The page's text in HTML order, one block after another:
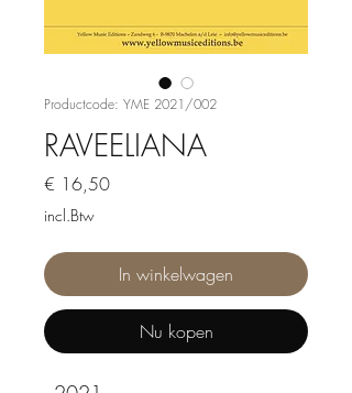
Productcode: YME 2021/002
RAVEELIANA
€ 16,50Prijs
incl.Btw
In winkelwagen
Nu kopen